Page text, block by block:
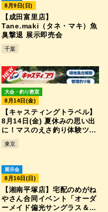
8月9日(日)
【成田富里店】
Tane.maki（タネ・マキ）魚
臭撃退 展示即売会
千葉
大会・釣り教室
8月14日(金)
【キャスティングトラベル】
8月14日(金) 夏休みの思い出
に！マスのえさ釣り体験ツア
東京
展示会
8月16日(日)
【湘南平塚店】宅配のめがね
やさん合同イベント「オーダ
ーメイド偏光サングラス＆ナ